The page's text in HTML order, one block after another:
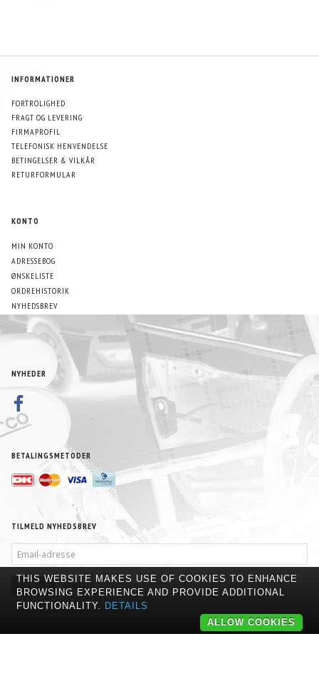
INFORMATIONER
FORTROLIGHED
FRAGT OG LEVERING
FIRMAPROFIL
TELEFONISK HENVENDELSE
BETINGELSER & VILKÅR
RETURFORMULAR
KONTO
MIN KONTO
ADRESSEBOG
ØNSKELISTE
ORDREHISTORIK
NYHEDSBREV
NYHEDER
BETALINGSMETODER
TILMELD NYHEDSBREV
ADRESSE
TILMELD AFMELD
THIS WEBSITE MAKES USE OF COOKIES TO ENHANCE
BROWSING EXPERIENCE AND PROVIDE ADDITIONAL
FUNCTIONALITY. DETAILS
ALLOW COOKIES